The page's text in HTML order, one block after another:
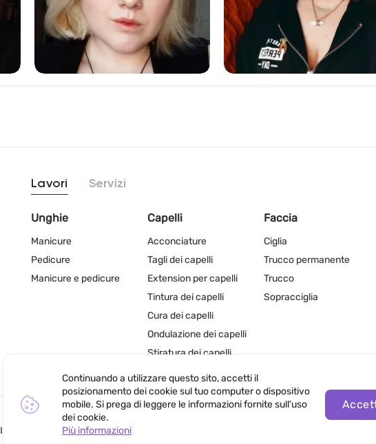
333
Lavori Servizi
Unghie
Manicure
Pedicure
Manicure e pedicure
Capelli
Acconciature
Tagli dei capelli
Extension per capelli
Tintura dei capelli
Cura dei capelli
Ondulazione dei capelli
Stiratura dei capelli
Faccia
Ciglia
Trucco permanente
Trucco
Sopracciglia
Informativa sulla Privacy Condizioni di utilizzo del sito
Continuando a utilizzare questo sito, accetti il
posizionamento dei cookie sul tuo computer o dispositivo
mobile. Si prega di leggere le informazioni fornite sull'uso
dei cookie.
Più informazioni